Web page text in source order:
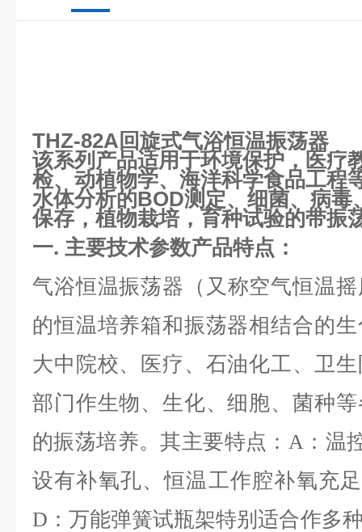
THZ-82A回旋式气浴恒温振荡器
该系列产品适用于环境保护，医疗
检、动植物学、海洋科学食品工程
水体分析的BOD测定、细菌、病毒
保存，植物栽培，育种试验的带振
一. 主要技术参数产品特点：
气浴恒温振荡器 （ 又称空气恒温
的恒温培养箱和振荡器相结合的
大中院校、医疗、石油化工、卫
部门作生物、生化、细胞、菌种
的振荡培养。其主要特点： A：温
设有补氧孔、恒温工作腔补氧充
D ：万能弹簧试瓶架特别适合作多